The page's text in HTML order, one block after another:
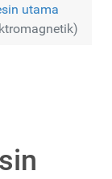
utama